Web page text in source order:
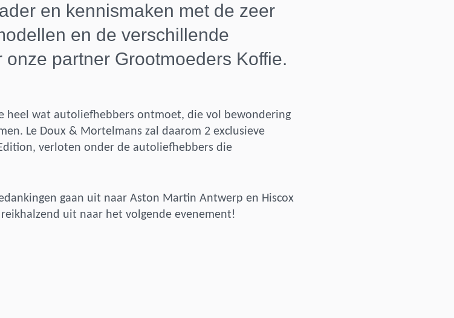
en kennismaken met de zeer
en de verschillende
partner Grootmoeders Koffie.
heel wat autoliefhebbers ontmoet, die vol bewondering
Le Doux & Mortelmans zal daarom 2 exclusieve
verloten onder de autoliefhebbers die
gaan uit naar Aston Martin Antwerp en Hiscox
uit naar het volgende evenement!